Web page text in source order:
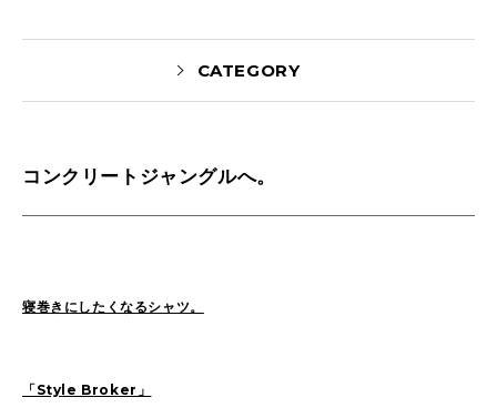
CATEGORY
Yaginuma(159) tamura(104)
2026(72)
コンクリートジャングルへ。
寝巻きにしたくなるシャツ。
「Style Broker」